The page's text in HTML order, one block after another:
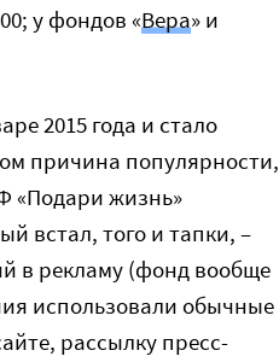
у фондов «Вера» и
2015 года и стало
причина популярности,
«Подари жизнь»
встал, того и тапки, –
в рекламу (фонд вообще
использовали обычные
рассылку пресс-